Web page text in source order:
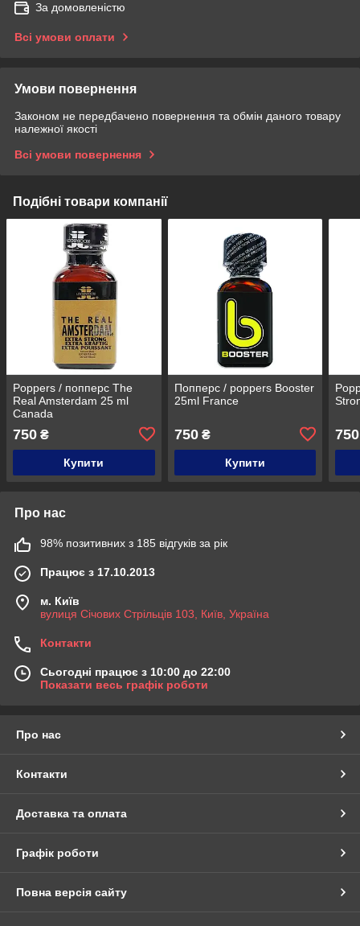
За домовленістю
Всі умови оплати
Умови повернення
Законом не передбачено повернення та обмін даного товару
належної якості
Всі умови повернення
Подібні товари компанії
Poppers / попперс The
Real Amsterdam 25 ml
Canada
750 ₴
Купити
Попперс / poppers Booster
25ml France
750₴
Купити
750
Про нас
98% позитивних з 185 відгуків за рік
Працює з 17.10.2013
м. Київ
вулиця Січових Стрільців 103, Київ, Україна
Контакти
Сьогодні працює з 10:00 до 22:00
Показати весь графік роботи
Про нас
Контакти
Доставка та оплата
Графік роботи
Повна версія сайту